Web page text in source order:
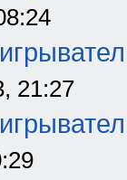
21:27